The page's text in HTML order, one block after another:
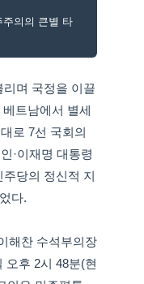
의의 큰별 타
며 국정을 이끌
트남에서 별세
로 7선 국회의
·이재명 대통령
당의 정신적 지
다.
해찬 수석부의장
오후 2시 48분(현